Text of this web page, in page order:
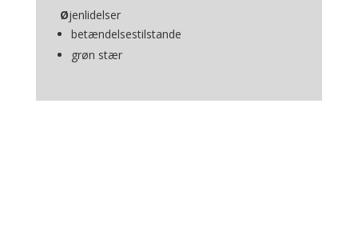
Øjenlidelser
betændelsestilstande
grøn stær